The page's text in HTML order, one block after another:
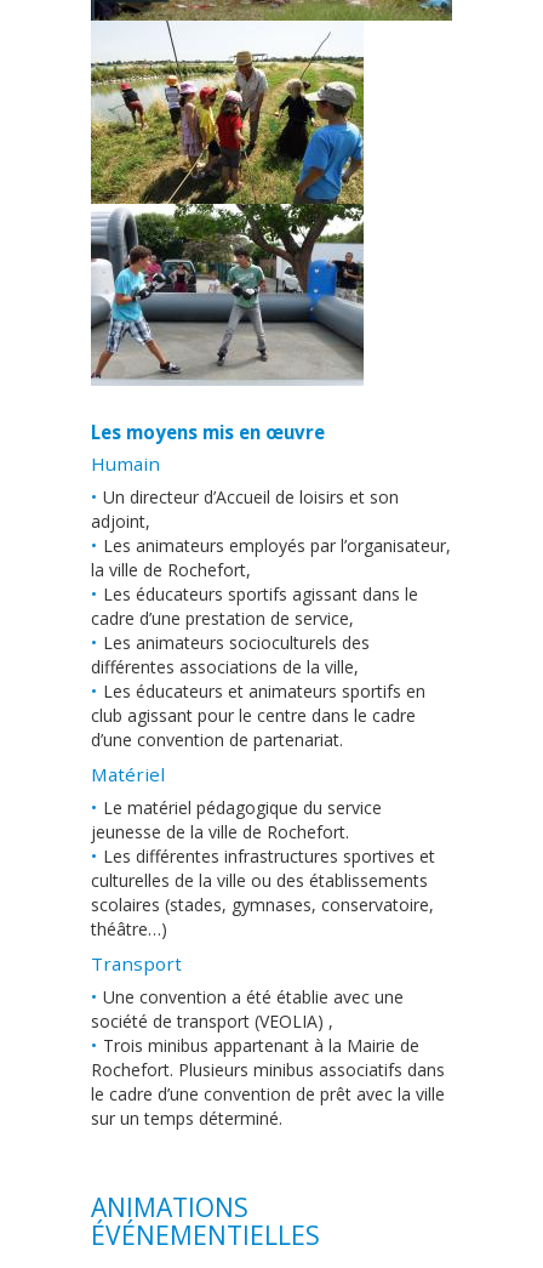
Les moyens mis en œuvre
Humain
Un directeur d’Accueil de loisirs et son
adjoint,
Les animateurs employés par l’organisateur,
la ville de Rochefort,
Les éducateurs sportifs agissant dans le
cadre d’une prestation de service,
Les animateurs socioculturels des
différentes associations de la ville,
Les éducateurs et animateurs sportifs en
club agissant pour le centre dans le cadre
d’une convention de partenariat.
Matériel
Le matériel pédagogique du service
jeunesse de la ville de Rochefort.
Les différentes infrastructures sportives et
culturelles de la ville ou des établissements
scolaires (stades, gymnases, conservatoire,
théâtre…)
Transport
Une convention a été établie avec une
société de transport (VEOLIA) ,
Trois minibus appartenant à la Mairie de
Rochefort. Plusieurs minibus associatifs dans
le cadre d’une convention de prêt avec la ville
sur un temps déterminé.
ANIMATIONS
ÉVÉNEMENTIELLES